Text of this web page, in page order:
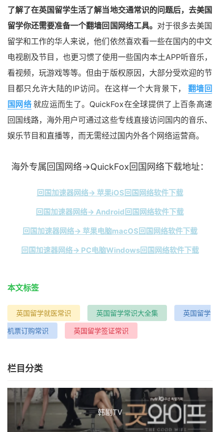
了解了在英国留学生活了解当地交通常识的问题后，去美国
留学你还需要准备一个翻墙回国网络工具。 对于很多去美国
留学和工作的华人来说，他们依然喜欢看一些在国内的中文
电视剧及节目，也更习惯了使用一些国内本土APP听音乐，
看视频，玩游戏等等。但由于版权原因，大部分受欢迎的节
目都只允许大陆的IP访问。在这样一个大背景下，
翻墙回
国网络 就应运而生了。QuickFox在全球提供了上百条高速
回国线路，海外用户可通过这些专线直接访问国内的音乐、
娱乐节目和直播等，而无需经过国内外各个网络运营商。
海外专属回国网络→QuickFox回国网络下载地址：
回国加速器网络→ 苹果iOS回国网络软件下载
回国加速器网络→ Android回国网络软件下载
回国加速器网络→ 苹果电脑macOS回国网络软件下载
回国加速器网络→ PC电脑Windows回国网络软件下载
本文标签
英国留学就医常识 英国留学常识大全集 英国留学
机票订购常识 英国留学签证常识
栏目分类
韩剧TV